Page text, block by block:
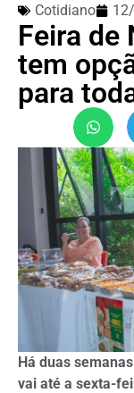
Cotidiano
Feira de
tem
para
Há duas
vai até a sexta-